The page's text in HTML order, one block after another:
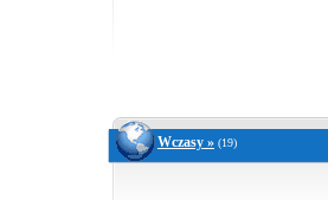
Wczasy » (19)